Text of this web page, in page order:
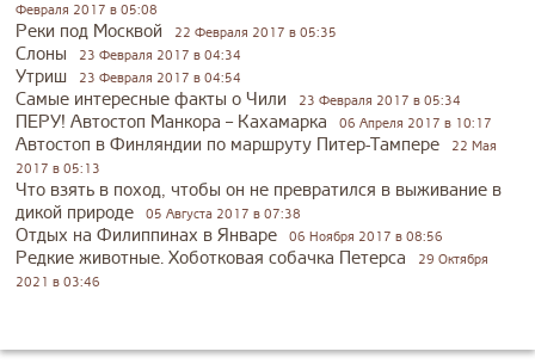
Февраля 2017 в 05:08
Реки под Москвой 22 Февраля 2017 в 05:35
Слоны 23 Февраля 2017 в 04:34
Утриш 23 Февраля 2017 в 04:54
Самые интересные факты о Чили 23 Февраля 2017 в 05:34
ПЕРУ! Автостоп Манкора – Кахамарка 06 Апреля 2017 в 10:17
Автостоп в Финляндии по маршруту Питер-Тампере
22 Мая
2017 в 05:13
Что взять в поход, чтобы он не превратился в выживание в
дикой природе
05 Августа 2017 в 07:38
Отдых на Филиппинах в Январе 06 Ноября 2017 в 08:56
Редкие животные. Хоботковая собачка Петерса
29 Октября
2021 в 03:46